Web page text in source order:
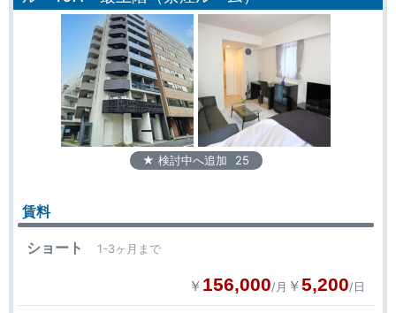
★ 検討中へ追加 25
賃料
ショート 1-3ヶ月まで
￥ 156,000/月 ￥5,200/日